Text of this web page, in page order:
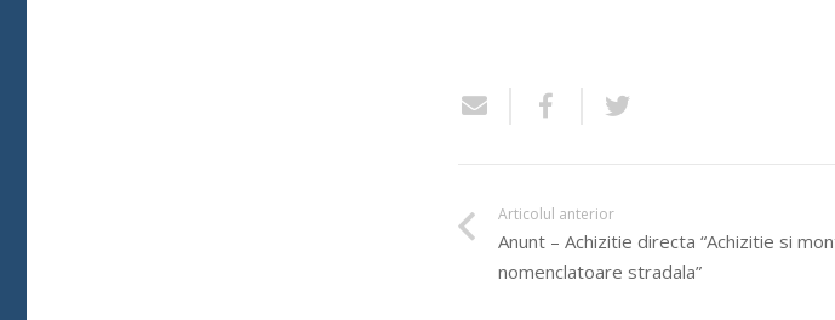
Articolul anterior
Anunt – Achizitie directa “Achizitie si
nomenclatoare stradala”